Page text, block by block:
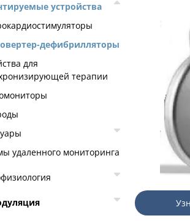
устройства
дефибрилляторы
для
терапии
удаленного мониторинга